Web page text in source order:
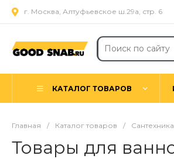
г. Москва, Алтуфьевское ш.29а, стр. 6
КАТАЛОГ ТОВАРОВ
Главная / Каталог товаров /
Товары для